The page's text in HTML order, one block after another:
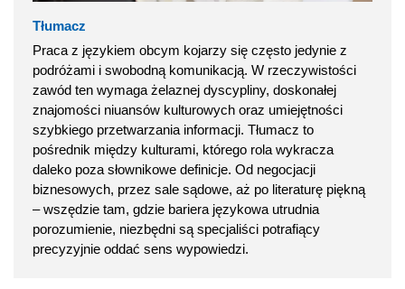
Tłumacz
Praca z językiem obcym kojarzy się często jedynie z
podróżami i swobodną komunikacją. W rzeczywistości
zawód ten wymaga żelaznej dyscypliny, doskonałej
znajomości niuansów kulturowych oraz umiejętności
szybkiego przetwarzania informacji. Tłumacz to
pośrednik między kulturami, którego rola wykracza
daleko poza słownikowe definicje. Od negocjacji
biznesowych, przez sale sądowe, aż po literaturę piękną
– wszędzie tam, gdzie bariera językowa utrudnia
porozumienie, niezbędni są specjaliści potrafiący
precyzyjnie oddać sens wypowiedzi.